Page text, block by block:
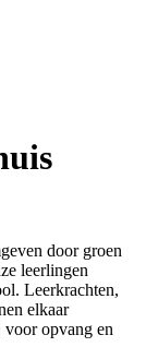
door groen
leerlingen
Leerkrachten,
elkaar
voor opvang en